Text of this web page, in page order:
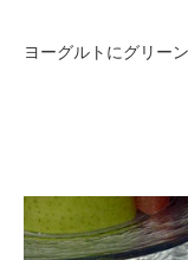
ヨーグルトにグリー